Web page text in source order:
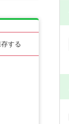
する